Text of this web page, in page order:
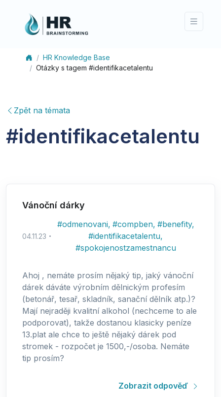
HR Knowledge Base
Otázky s tagem #identifikacetalentu
Zpět na témata
#identifikacetalentu
Vánoční dárky
04.11.23
#odmenovani, #compben, #benefity,
#identifikacetalentu,
#spokojenostzamestnancu
Ahoj , nemáte prosím nějaký tip, jaký vánoční
dárek dáváte výrobním dělnickým profesím
(betonář, tesař, skladník, sanační dělník atp.)?
Mají nejraději kvalitní alkohol (nechceme to ale
podporovat), takže dostanou klasicky peníze
13.plat ale chce to ještě nějaký dárek pod
stromek - rozpočet je 1500,-/osoba. Nemáte
tip prosím?
Zobrazit odpověď